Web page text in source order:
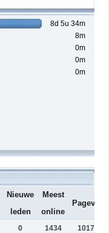
8d 5u 34m
8m
0m
0m
0m
Nieuwe
leden
Meest
online
0 1434
1017243